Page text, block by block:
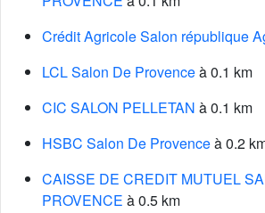
Crédit Agricole Salon république
LCL Salon De Provenceà 0.1 km
CIC SALON PELLETAN à 0.1 km
HSBC Salon De Provenceà 0.2
CAISSE DE CREDIT MUTUEL
PROVENCE à 0.5 km